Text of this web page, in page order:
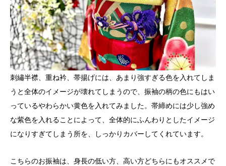
刺繡半襟、重ね衿、帯揚げには、あまり強すぎる色を入れてしま
うと全体のイメージが壊れてしまうので、振袖の柄の色にもはい
っているやわらかい黄色を入れてみました。帯締めには少し強め
な紫色を入れることによって、全体的にふんわりとしたイメージ
になりすぎてしまう所を、しっかりカバーしてくれています。
こちらのお振袖は、身長の低い方、高い方どちらにもオススメで